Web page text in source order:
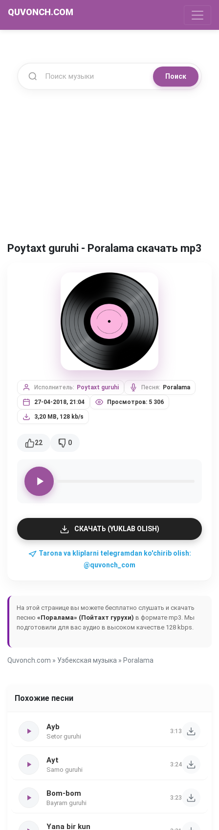
QUVONCH.COM
Поиск
Poytaxt guruhi - Poralama скачать mp3
Исполнитель: Poytaxt guruhi Песня: Poralama
27-04-2018, 21:04 Просмотров: 5 306
3,20 MB, 128 kb/s
22 0
СКАЧАТЬ (YUKLAB OLISH)
Tarona va kliplarni telegramdan ko'chirib olish:
@quvonch_com
На этой странице вы можете бесплатно слушать и скачать
песню «Поралама» (Пойтахт гурухи) в формате mp3. Мы
подготовили для вас аудио в высоком качестве 128 kbps.
Quvonch.com » Узбекская музыка » Poralama
Похожие песни
Ayb
Setor guruhi
3:13
Ayt
Samo guruhi
3:24
Bom-bom
Bayram guruhi
3:23
Yana bir kun